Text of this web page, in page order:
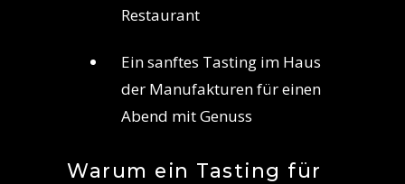
Restaurant
Ein sanftes Tasting im Haus
der Manufakturen für einen
Abend mit Genuss
Warum ein Tasting für